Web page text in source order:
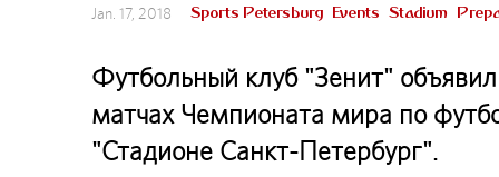
Jan. 17, 2018 Sports Petersburg Events Stadium
Футбольный клуб "Зенит"
матчах Чемпионата мира по
"Стадионе Санкт-Петербург".